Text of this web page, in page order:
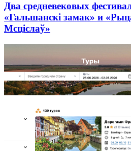
Два средневековых
«Гальшанскі замак» и
Мсціслаў»